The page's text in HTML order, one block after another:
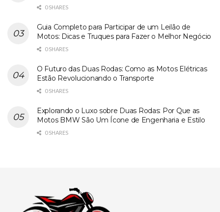
0 SHARES
Guia Completo para Participar de um Leilão de
Motos: Dicas e Truques para Fazer o Melhor Negócio
0 SHARES
O Futuro das Duas Rodas: Como as Motos Elétricas
Estão Revolucionando o Transporte
0 SHARES
Explorando o Luxo sobre Duas Rodas: Por Que as
Motos BMW São Um Ícone de Engenharia e Estilo
0 SHARES